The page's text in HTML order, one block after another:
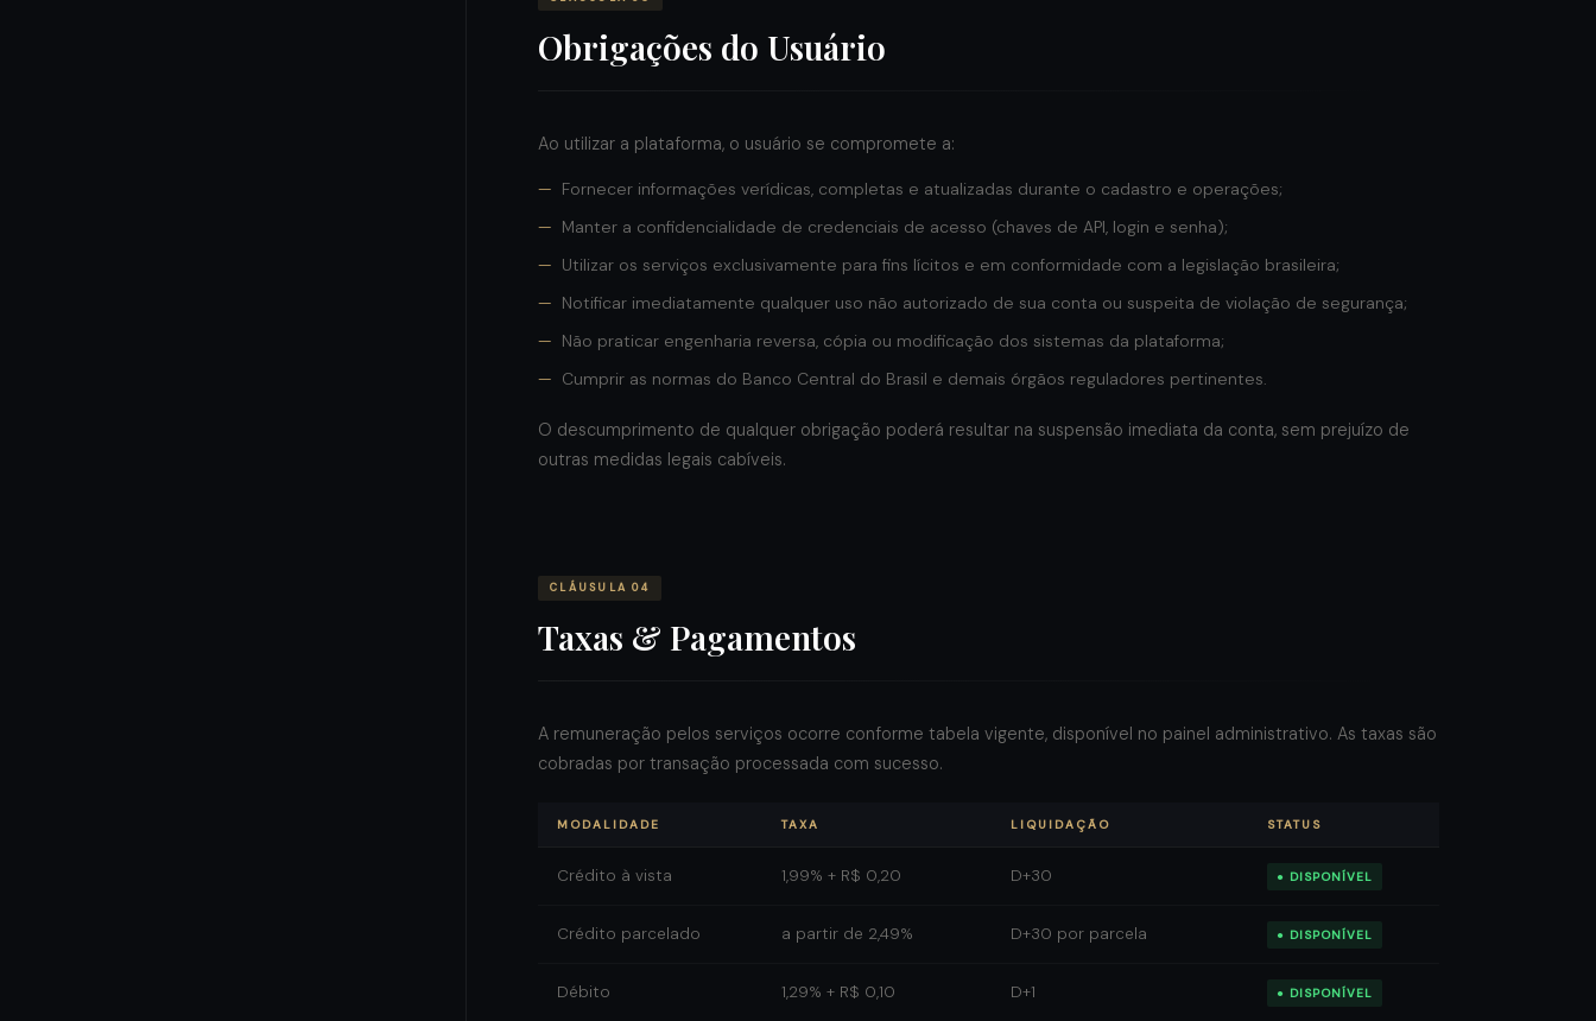
Obrigações do Usuário
Ao utilizar a plataforma, o usuário se compromete a:
Fornecer informações verídicas, completas e atualizadas durante o cadastro e operações;
Manter a confidencialidade de credenciais de acesso (chaves de API, login e senha);
Utilizar os serviços exclusivamente para fins lícitos e em conformidade com a legislação brasileira;
Notificar imediatamente qualquer uso não autorizado de sua conta ou suspeita de violação de segurança;
Não praticar engenharia reversa, cópia ou modificação dos sistemas da plataforma;
Cumprir as normas do Banco Central do Brasil e demais órgãos reguladores pertinentes.
O descumprimento de qualquer obrigação poderá resultar na suspensão imediata da conta, sem prejuízo de
outras medidas legais cabíveis.
CLÁUSULA 04
Taxas & Pagamentos
A remuneração pelos serviços ocorre conforme tabela vigente, disponível no painel administrativo. As taxas são
cobradas por transação processada com sucesso.
MODALIDADE TAXA LIQUIDAÇÃO STATUS
Crédito à vista 1,99% + R$ 0,20 D+30 ● DISPONÍVEL
Crédito parcelado a partir de 2,49% D+30 por parcela ● DISPONÍVEL
Débito 1,29% + R$ 0,10 D+1 ● DISPONÍVEL